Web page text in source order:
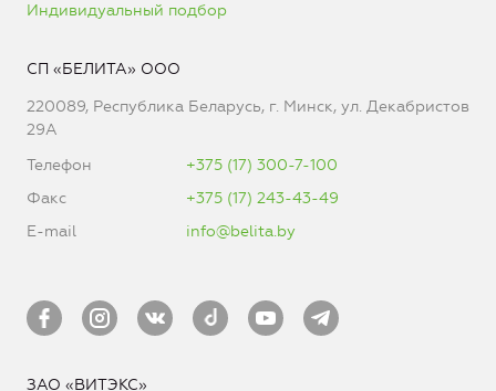
Индивидуальный подбор
СП «БЕЛИТА» ООО
220089, Республика Беларусь, г. Минск, ул. Декабристов
29А
Телефон
+375 (17) 300-7-100
Факс
+375 (17) 243-43-49
E-mail
info@belita.by
ЗАО «ВИТЭКС»